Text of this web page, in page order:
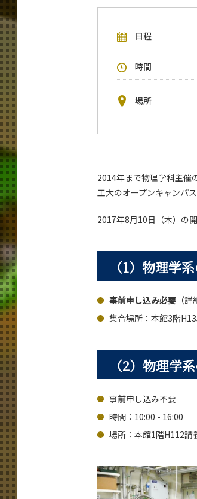
日程
時間
場所
2014年まで物理学科主催
工大のオープンキャンパ
2017年8月10日（木）の
（1）物理学
事前申し込み必要 （
集合場所：本館3階
（2）物理学
事前申し込み不要
時間：10:00 - 16:00
場所：本館1階H112講